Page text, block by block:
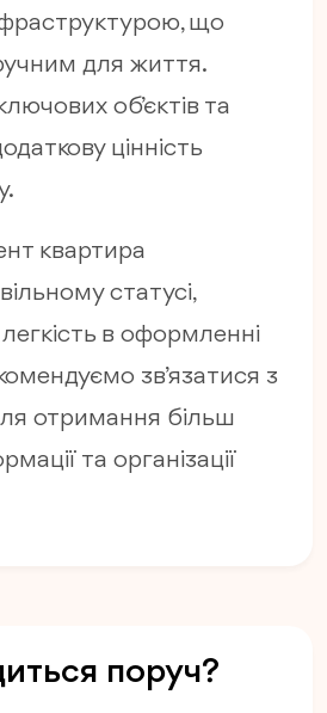
що
для життя.
об’єктів та
цінність
квартира
статусі,
в оформленні
зв’язатися з
отримання більш
та організації
поруч?